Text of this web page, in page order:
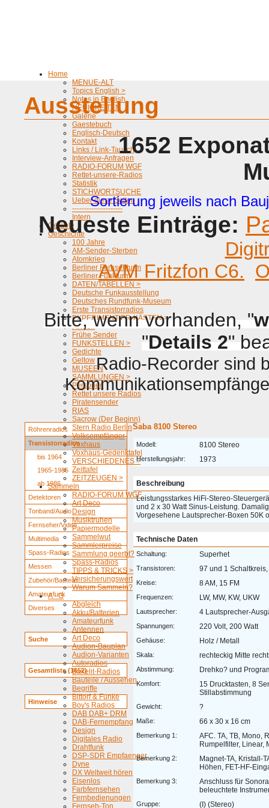
Home
MENUE-ALT
Topics English >
Notes in English
NEUIGKEITEN
Galerie
Gaestebuch
Englisch-Deutsch
Kontakt
Links / Link-Tausch
Interview-Anfragen
RADIO-FORUM WGF
Rettet-unsere-Radios
Statistik
STICHWORTSUCHE
Ueber diese Seiten
---------------------
Intern
Geraete
Geschichte
100 Jahre
AM-Sender-Sterben
Atomkrieg
Berliner Fernsehturm
Berliner Funkturm
DATEN/TABELLEN >
Deutsche Funkausstellung
Deutsches Rundfunk-Museum
Erste Transistorradios
EXPERIMENTIER-KÄSTEN >
Firmen
Frühe Sender
FUNKSTELLEN >
Gedichte
Geltow
MUSEEN
SAMMLUNGEN >
Personen
Rettet unsere Radios
Piratensender
RIAS
Sacrow (Der Beginn)
Stern Radio Berlin
Volksempfänger
Voxhaus
Voxhaus-Gedenktafel
VERSCHIEDENES >
Zeittafel
ZEITZEUGEN >
Sammeln
RADIO-FORUM WGF
Art Deco
Design
Musiktruhen
Papiermodelle
Sammelwut
Sammlerpreise
Sammlung geerbt?
Spass-Radios
TIPPS & TRICKS >
Versicherungswert
Warum Sammeln?
A - G
Abgleich
Akku/Batterien
Amateurfunk
Antennen
Art Deco
Audion-Bauplan
Audion-Varianten
Autoradios
Bakelit-Radios
Bauteile / Aussehen
Begriffe
Bittorf & Funke
Boy's Radios
DAB DAB+ DRM
DAB-Fernempfang
Design
Digitales Radio
Drahtfunk
DSP-SDR Empfaenger
Dyne
DX Weltweit hören
Eisenlos
Farbfernsehen
Fernbedienungen
Fernseh-Ton
Ausstellung
1652
Sortierung jeweils nach
Neueste Einträge:
AVM Fritzfon C6.
Bitte, wenn vorhanden, "
"Details 2"
Radio-Recorder sind
Röhrenradios
Transistorradios
bis 1964
1965-1985
ab 1986
Detektoren
Tonband/Audio
Fernseher/Video
Multimedia
Spass-Radios
Messen
Zubehör/Bauteile
Amateurfunk
Diverses
Suche
Gesamtliste (1652)
Hinweise
Saba 8100 Stereo
Modell: 8100 Stereo
Herstellungsjahr: 1973
Beschreibung
Leistungsstarkes HiFi-Stereo-
und 2 x 30 Watt Sinus-Leistung.
Vorgesehene Lautsprecher-Boxen 50K
Technische Daten
Schaltung: Superhet
Transistoren: 97 und 1
Kreise: 8 AM, 15 FM
Frequenzen: LW, MW, KW, UKW
Lautsprecher: 4 Lautsprecher-
Spannungen: 220 Volt, 200 Watt
Gehäuse: Holz / Metall
Skala: rechteckig Mitte
Abstimmung: Drehko? und
Komfort:
15 Drucktasten, 8
Stillabstimmung
Gewicht: ?
Maße: 66 x 30 x 16 cm
Bemerkung 1:
AFC. TA, TB, Mono,
Rumpelfilter, Linear,
Bemerkung 2:
Magnet-TA, Kristall-
Höhen, FET-HF-
Bemerkung 3:
Anschluss für
beleuchtete
Gruppe: (I) (Stereo)